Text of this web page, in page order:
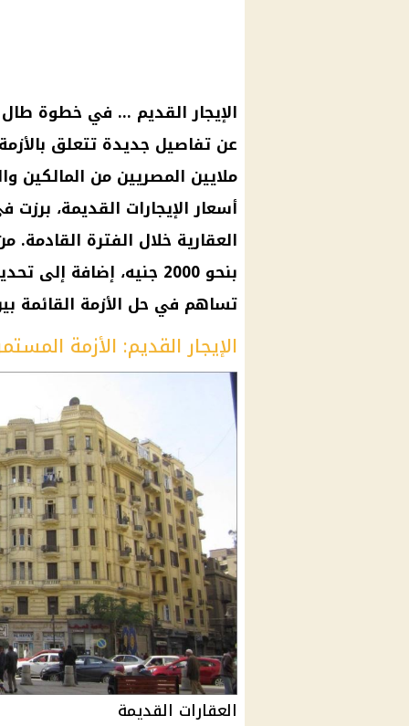
الإيجار القديم … في خطوة
عن تفاصيل جديدة تتعلق
ملايين المصريين من المالكين
أسعار الإيجارات القديمة،
العقارية خلال الفترة القادمة.
بنحو 2000 جنيه، إضافة
تساهم في حل الأزمة القائمة
الإيجار القديم: الأزمة
العقارات القديمة